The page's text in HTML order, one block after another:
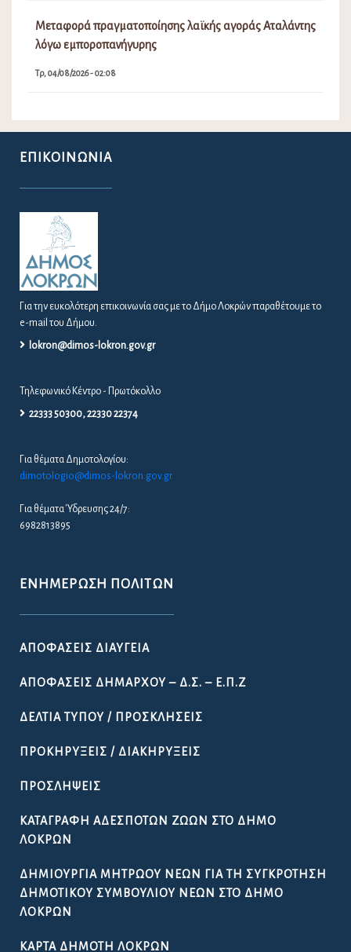
Μεταφορά πραγματοποίησης λαϊκής αγοράς Αταλάντης
λόγω εμποροπανήγυρης
Τρ, 04/08/2026 - 02:08
ΕΠΙΚΟΙΝΩΝΊΑ
Για την ευκολότερη επικοινωνία σας με το Δήμο Λοκρών παραθέτουμε το
e-mail του Δήμου.
lokron@dimos-lokron.gov.gr
Τηλεφωνικό Κέντρο - Πρωτόκολλο
22333 50300, 22330 22374
Για θέματα Δημοτολογίου:
dimotologio@dimos-lokron.gov.gr
Για θέματα Ύδρευσης 24/7:
6982813895
ΕΝΗΜΈΡΩΣΗ ΠΟΛΙΤΏΝ
ΑΠΟΦΆΣΕΙΣ ΔΙΑΎΓΕΙΑ
ΑΠΟΦΆΣΕΙΣ ΔΗΜΆΡΧΟΥ – Δ.Σ. – Ε.Π.Ζ
ΔΕΛΤΊΑ ΤΎΠΟΥ / ΠΡΟΣΚΛΉΣΕΙΣ
ΠΡΟΚΗΡΎΞΕΙΣ / ΔΙΑΚΗΡΎΞΕΙΣ
ΠΡΟΣΛΉΨΕΙΣ
ΚΑΤΑΓΡΑΦΉ ΑΔΈΣΠΟΤΩΝ ΖΏΩΝ ΣΤΟ ΔΉΜΟ
ΛΟΚΡΏΝ
ΔΗΜΙΟΥΡΓΊΑ ΜΗΤΡΏΟΥ ΝΈΩΝ ΓΙΑ ΤΗ ΣΥΓΚΡΌΤΗΣΗ
ΔΗΜΟΤΙΚΟΎ ΣΥΜΒΟΥΛΊΟΥ ΝΈΩΝ ΣΤΟ ΔΉΜΟ
ΛΟΚΡΏΝ
ΚΆΡΤΑ ΔΗΜΌΤΗ ΛΟΚΡΏΝ